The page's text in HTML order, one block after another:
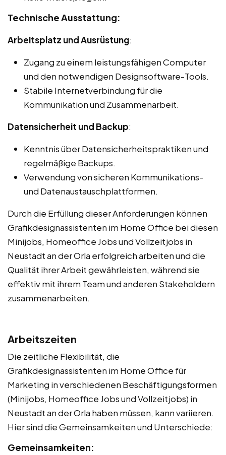
Technische Ausstattung:
Arbeitsplatz und Ausrüstung:
Zugang zu einem leistungsfähigen Computer
und den notwendigen Designsoftware-Tools.
Stabile Internetverbindung für die
Kommunikation und Zusammenarbeit.
Datensicherheit und Backup:
Kenntnis über Datensicherheitspraktiken und
regelmäßige Backups.
Verwendung von sicheren Kommunikations-
und Datenaustauschplattformen.
Durch die Erfüllung dieser Anforderungen können
Grafikdesignassistenten im Home Office bei diesen
Minijobs, Homeoffice Jobs und Vollzeitjobs in
Neustadt an der Orla erfolgreich arbeiten und die
Qualität ihrer Arbeit gewährleisten, während sie
effektiv mit ihrem Team und anderen Stakeholdern
zusammenarbeiten.
Arbeitszeiten
Die zeitliche Flexibilität, die
Grafikdesignassistenten im Home Office für
Marketing in verschiedenen Beschäftigungsformen
(Minijobs, Homeoffice Jobs und Vollzeitjobs) in
Neustadt an der Orla haben müssen, kann variieren.
Hier sind die Gemeinsamkeiten und Unterschiede:
Gemeinsamkeiten: